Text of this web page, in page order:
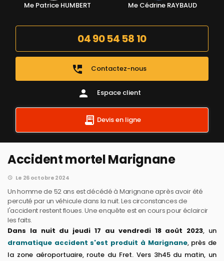
Me Patrice HUMBERT Me Cédrine RAYBAUD
04 90 54 58 10
perm_phone_msg Contactez-nous
person Espace client
Devis en ligne
Accident mortel Marignane​
Le 26 octobre 2024
Un homme de 52 ans est décédé à Marignane après avoir été
percuté par un véhicule dans la nuit. Les circonstances de
l'accident restent floues. Une enquête est en cours pour éclaircir
les faits.
Dans la nuit du jeudi 17 au vendredi 18 août 2023, un
dramatique accident s'est produit à Marignane, près de
la zone aéroportuaire, route du Fret. Vers 3h45 du matin, un